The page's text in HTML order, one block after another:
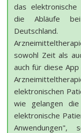
das
die Abläufe
sowohl Zeit als
auch für diese
elektronischen
wie gelangen
elektronische